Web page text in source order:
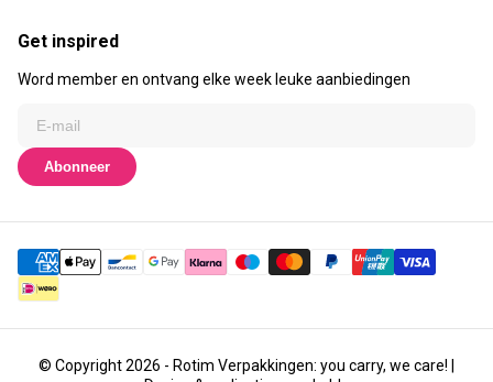
Get inspired
Word member en ontvang elke week leuke aanbiedingen
Abonneer
© Copyright 2026 - Rotim Verpakkingen: you carry, we care! |